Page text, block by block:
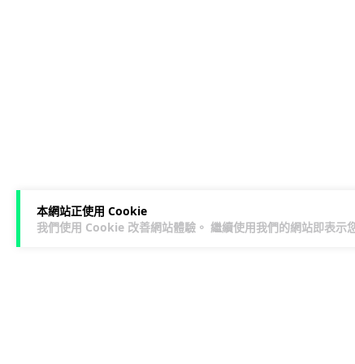
本網站正使用 Cookie
我們使用 Cookie 改善網站體驗。 繼續使用我們的網站即表示